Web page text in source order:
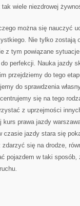
wiele niezdrowej
można się nauczyć
Nie tylko zostają
z tym powiązane
perfekcji. Nauka jazdy
przejdziemy do tego
do sprawdzenia
się na tego
z uprzejmości
kurs prawa jazdy
czasie jazdy stara się
się na drodze,
pojazdem w taki sposób,